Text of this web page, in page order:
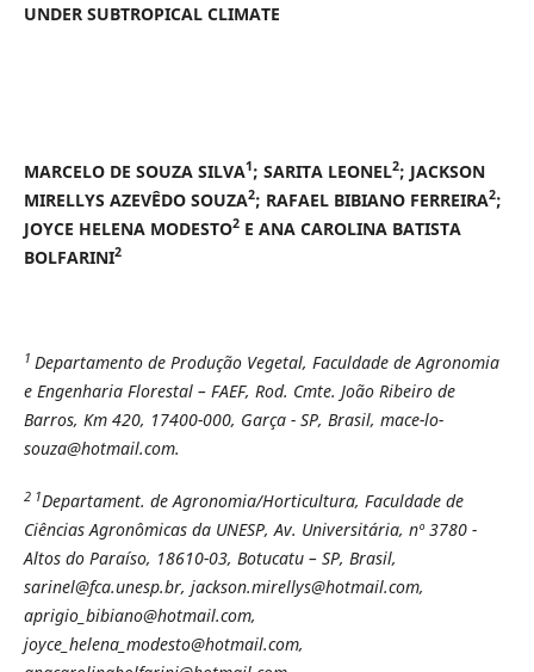
UNDER SUBTROPICAL CLIMATE
MARCELO DE SOUZA SILVA1; SARITA LEONEL2; JACKSON
MIRELLYS AZEVÊDO SOUZA2; RAFAEL BIBIANO FERREIRA2;
JOYCE HELENA MODESTO2E ANA CAROLINA BATISTA
BOLFARINI2
1 Departamento de Produção Vegetal, Faculdade de Agronomia
e Engenharia Florestal – FAEF, Rod. Cmte. João Ribeiro de
Barros, Km 420, 17400-000, Garça - SP, Brasil, mace-lo-
souza@hotmail.com.
2 1Departament. de Agronomia/Horticultura, Faculdade de
Ciências Agronômicas da UNESP, Av. Universitária, nº 3780 -
Altos do Paraíso, 18610-03, Botucatu – SP, Brasil,
sarinel@fca.unesp.br, jackson.mirellys@hotmail.com,
aprigio_bibiano@hotmail.com,
joyce_helena_modesto@hotmail.com,